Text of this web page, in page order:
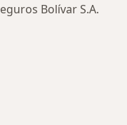
Bolívar S.A.